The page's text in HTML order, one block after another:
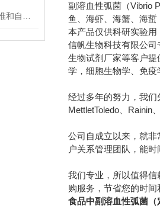
副溶血性弧菌（Vibrio
鱼、海虾、海蟹、海蜇
本产品仅供科研实验用
信帆生物科技有限公
生物试剂厂家等客户
学，细胞生物学、免疫
经过多年的努力，我们
MettletToledo、Rainin
公司自成立以来，就
户关系管理团队，能
我们专业，所以值得信
购服务，节省您的时间
食品中副溶血性弧菌